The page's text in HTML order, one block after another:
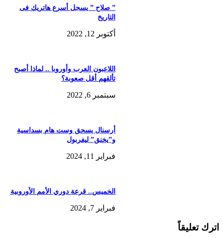
” صلاح ” يسجل أسرع هاتريك فى
التاريخ
أكتوبر 12, 2022
اللاعبون العرب وأوروبا .. لماذا أصبح
تألقهم أقل صعوبة؟
سبتمبر 6, 2022
أرسنال يسحق وست هام بسداسية
و”يخنق” ليفربول
فبراير 11, 2024
الخميس.. قرعة دوري الأمم الأوروبية
فبراير 7, 2024
اترك تعليقاً